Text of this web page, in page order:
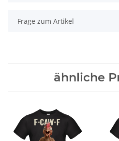
Frage zum Artikel
ähnliche